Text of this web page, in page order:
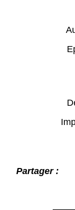
Partager :